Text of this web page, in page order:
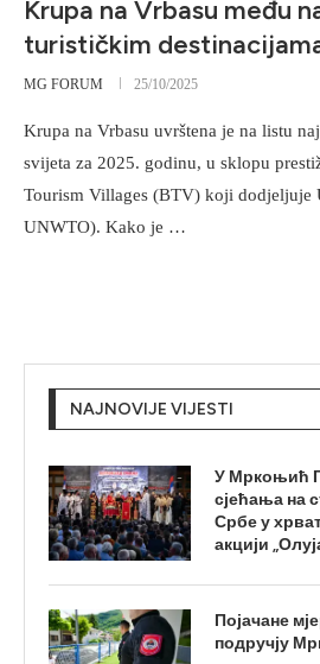
Krupa na Vrbasu među
turističkim
MG FORUM 25/10/2025
Krupa na Vrbasu uvrštena je na listu
svijeta za 2025. godinu, u sklopu
Tourism Villages (BTV) koji dodjeljuje
UNWTO). Kako je …
NAJNOVIJE VIJESTI
У Мркоњић
сјећања на
Србе у
акцији
Појачане
подручју